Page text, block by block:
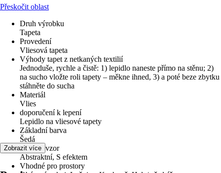
Přeskočit oblast
Druh výrobku
Tapeta
Provedení
Vliesová tapeta
Výhody tapet z netkaných textilií
Jednoduše, rychle a čistě: 1) lepidlo naneste přímo na stěnu; 2)
na sucho vložte roli tapety – měkne ihned, 3) a poté beze zbytku
stáhněte do sucha
Materiál
Vlies
doporučení k lepení
Lepidlo na vliesové tapety
Základní barva
Šedá
Dekor / vzor
Abstraktní, S efektem
Vhodné pro prostory
Zobrazit více